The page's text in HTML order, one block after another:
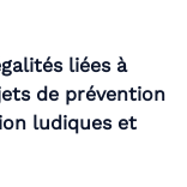
liées à
de prévention
ludiques et